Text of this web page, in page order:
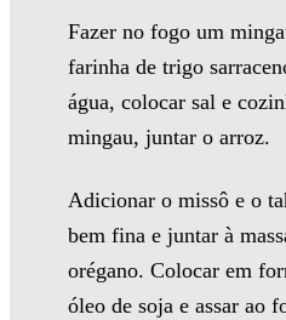
Fazer no fogo um
farinha de trigo
água, colocar sal e
mingau, juntar o arroz.
Adicionar o missô e o
bem fina e juntar à
orégano. Colocar em
óleo de soja e assar ao